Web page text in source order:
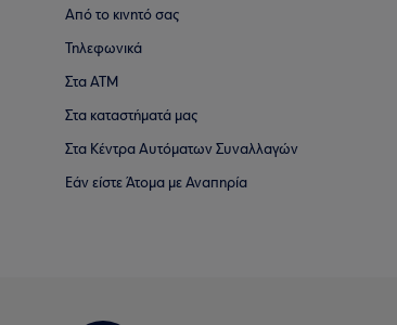
Από το κινητό σας
Τηλεφωνικά
Στα ΑΤΜ
Στα καταστήματά μας
Στα Κέντρα Αυτόματων Συναλλαγών
Εάν είστε Άτομα με Αναπηρία